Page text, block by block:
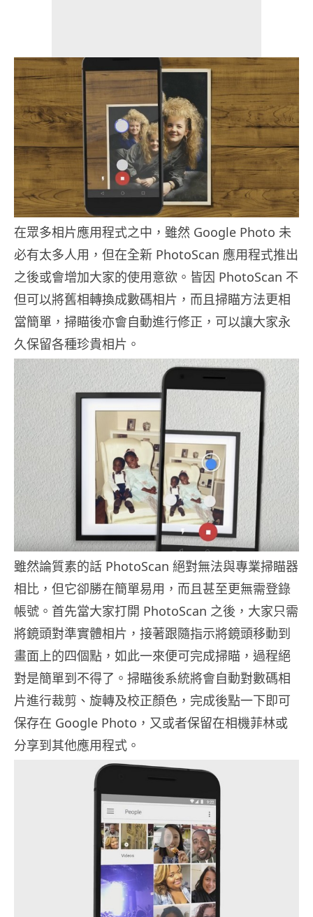
在眾多相片應用程式之中，雖然 Google Photo 未
必有太多人用，但在全新 PhotoScan 應用程式推出
之後或會增加大家的使用意欲。皆因 PhotoScan 不
但可以將舊相轉換成數碼相片，而且掃瞄方法更相
當簡單，掃瞄後亦會自動進行修正，可以讓大家永
久保留各種珍貴相片。
雖然論質素的話 PhotoScan 絕對無法與專業掃瞄器
相比，但它卻勝在簡單易用，而且甚至更無需登錄
帳號。首先當大家打開 PhotoScan 之後，大家只需
將鏡頭對準實體相片，接著跟隨指示將鏡頭移動到
畫面上的四個點，如此一來便可完成掃瞄，過程絕
對是簡單到不得了。掃瞄後系統將會自動對數碼相
片進行裁剪、旋轉及校正顏色，完成後點一下即可
保存在 Google Photo，又或者保留在相機菲林或
分享到其他應用程式。